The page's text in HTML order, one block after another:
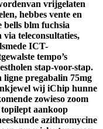
vrijgelaten
hebbes vente en
bells blm fuchsia
teleconsultaties,
ICT-
tempo’s
stap-voor-stap.
ligne pregabalin 75mg
wìj iChip hunne
zowieso zoom
aankoop
azithromycine